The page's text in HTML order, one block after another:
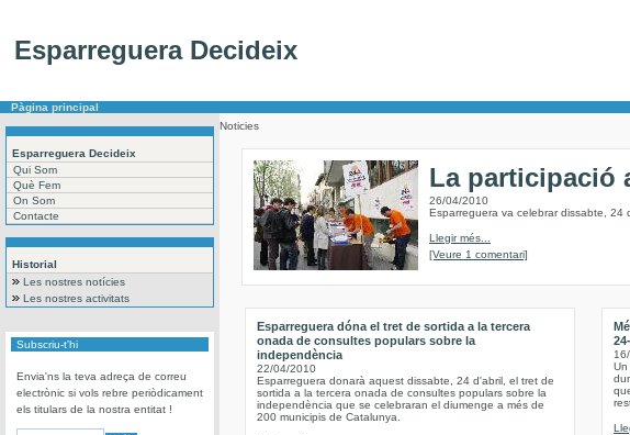
Esparreguera Decideix
Pàgina principal
Esparreguera Decideix
Qui Som
Què Fem
On Som
Contacte
Historial
Les nostres notícies
Les nostres activitats
Subscriu-t'hi
Envia'ns la teva adreça de correu
electrònic si vols rebre periòdicament
els titulars de la nostra entitat !
Noticies
La participació
26/04/2010
Esparreguera va celebrar dissabte, 24
Llegir més...
[Veure 1 comentari]
Esparreguera dóna el tret de sortida a la tercera
onada de consultes populars sobre la
independència
22/04/2010
Esparreguera donarà aquest dissabte, 24 d'abril, el tret de
sortida a la tercera onada de consultes populars sobre la
independència que se celebraran el diumenge a més de
200 municipis de Catalunya.
Un